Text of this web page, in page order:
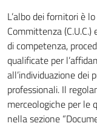
L’albo dei fornitori è
Committenza
di competenza,
qualificate per
all’individuazione dei
professionali. Il
merceologiche per le
nella sezione